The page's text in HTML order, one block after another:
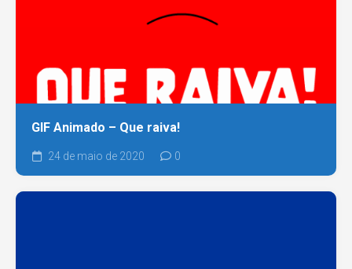
GIF Animado – Que raiva!
24 de maio de 2020 0